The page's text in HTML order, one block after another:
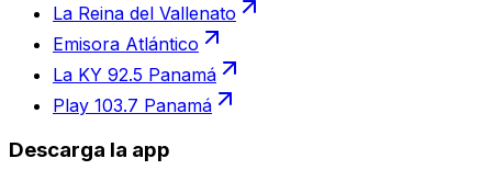
La Reina del Vallenato
Emisora Atlántico
La KY 92.5 Panamá
Play 103.7 Panamá
Descarga la app